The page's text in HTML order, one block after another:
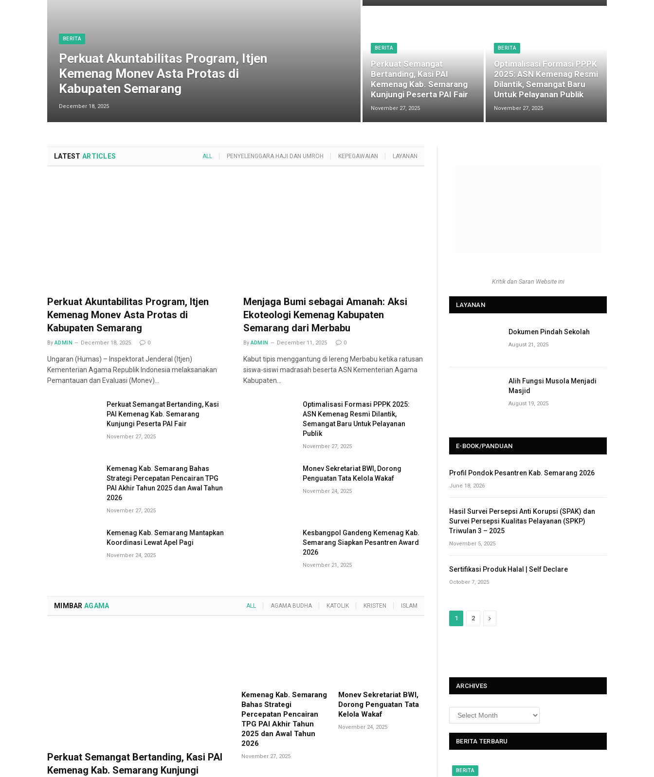
BERITA
Perkuat Akuntabilitas Program, Itjen
Kemenag Monev Asta Protas di
Kabupaten Semarang
December 18, 2025
BERITA
Perkuat Semangat
Bertanding, Kasi PAI
Kemenag Kab. Semarang
Kunjungi Peserta PAI Fair
November 27, 2025
BERITA
Optimalisasi Formasi PPPK
2025: ASN Kemenag Resmi
Dilantik, Semangat Baru
Untuk Pelayanan Publik
November 27, 2025
LATEST ARTICLES ALL PENYELENGGARA HAJI DAN UMROH KEPEGAWAIAN LAYANAN
Perkuat Akuntabilitas Program, Itjen
Kemenag Monev Asta Protas di
Kabupaten Semarang
By ADMIN December 18, 2025 0
Ungaran (Humas) – Inspektorat Jenderal (Itjen)
Kementerian Agama Republik Indonesia melaksanakan
Pemantauan dan Evaluasi (Monev)…
Menjaga Bumi sebagai Amanah: Aksi
Ekoteologi Kemenag Kabupaten
Semarang dari Merbabu
By ADMIN December 11, 2025 0
Kabut tipis menggantung di lereng Merbabu ketika ratusan
siswa-siswi madrasah beserta ASN Kementerian Agama
Kabupaten…
Perkuat Semangat Bertanding, Kasi
PAI Kemenag Kab. Semarang
Kunjungi Peserta PAI Fair
November 27, 2025
Optimalisasi Formasi PPPK 2025:
ASN Kemenag Resmi Dilantik,
Semangat Baru Untuk Pelayanan
Publik
November 27, 2025
Kemenag Kab. Semarang Bahas
Strategi Percepatan Pencairan TPG
PAI Akhir Tahun 2025 dan Awal Tahun
2026
November 27, 2025
Monev Sekretariat BWI, Dorong
Penguatan Tata Kelola Wakaf
November 24, 2025
Kemenag Kab. Semarang Mantapkan
Koordinasi Lewat Apel Pagi
November 24, 2025
Kesbangpol Gandeng Kemenag Kab.
Semarang Siapkan Pesantren Award
2026
November 21, 2025
MIMBAR AGAMA ALL AGAMA BUDHA KATOLIK KRISTEN ISLAM
Perkuat Semangat Bertanding, Kasi PAI
Kemenag Kab. Semarang Kunjungi
Kemenag Kab. Semarang
Bahas Strategi
Percepatan Pencairan
TPG PAI Akhir Tahun
2025 dan Awal Tahun
2026
November 27, 2025
Monev Sekretariat BWI,
Dorong Penguatan Tata
Kelola Wakaf
November 24, 2025
Kritik dan Saran Website ini
LAYANAN
Dokumen Pindah Sekolah
August 21, 2025
Alih Fungsi Musola Menjadi
Masjid
August 19, 2025
E-BOOK/PANDUAN
Profil Pondok Pesantren Kab. Semarang 2026
June 18, 2026
Hasil Survei Persepsi Anti Korupsi (SPAK) dan
Survei Persepsi Kualitas Pelayanan (SPKP)
Triwulan 3 – 2025
November 5, 2025
Sertifikasi Produk Halal | Self Declare
October 7, 2025
1 2
N
ARCHIVES
BERITA TERBARU
BERITA